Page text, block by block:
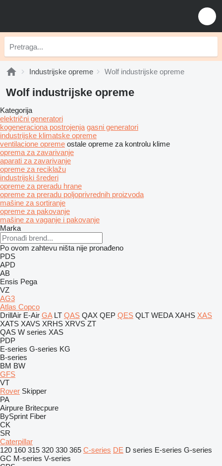
Industrijske opreme Wolf industrijske opreme
Wolf industrijske opreme
Kategorija
električni generatori
kogeneraciona postrojenja gasni generatori
industrijske klimatske opreme
ventilacione opreme ostale opreme za kontrolu klime
oprema za zavarivanje
aparati za zavarivanje
opreme za reciklažu
industrijski šrederi
opreme za preradu hrane
opreme za preradu poljoprivrednih proizvoda
mašine za sortiranje
opreme za pakovanje
mašine za vaganje i pakovanje
Marka
Po ovom zahtevu ništa nije pronađeno
PDS
APD
AB
Ensis Pega
VZ
AG3
Atlas Copco
DrillAir E-Air GA LT QAS QAX QEP QES QLT WEDA XAHS XAS
XATS XAVS XRHS XRVS ZT
QAS W series XAS
PDP
E-series G-series KG
B-series
BM BW
GFS
VT
Rover Skipper
PA
Airpure Britecpure
BySprint Fiber
CK
SR
Caterpillar
120 160 315 320 330 365 C-series DE D series E-series G-series
GC M-series V-series